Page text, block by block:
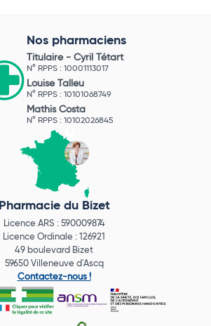
Nos pharmaciens
Titulaire - Cyril Tétart
N° RPPS : 10001113017
Louise Talleu
N° RPPS : 10101068749
Mathis Costa
N° RPPS : 10102026845
Pharmacie du Bizet
Licence ARS : 590009874
Licence Ordinale : 126921
49 boulevard Bizet
59650 Villeneuve d'Ascq
Contactez-nous !